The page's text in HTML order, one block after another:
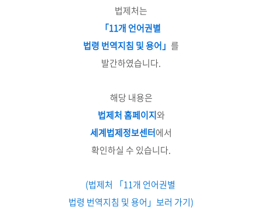
법제처는
「11개 언어권별
법령 번역지침 및 용어」 를
발간하였습니다.
해당 내용은
법제처 홈페이지와
세계법제정보센터에서
확인하실 수 있습니다.
(법제처 「11개 언어권별
법령 번역지침 및 용어」보러 가기)